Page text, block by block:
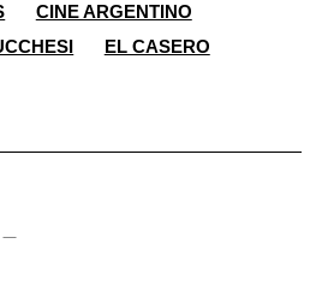
CINE ARGENTINO
EL CASERO
—